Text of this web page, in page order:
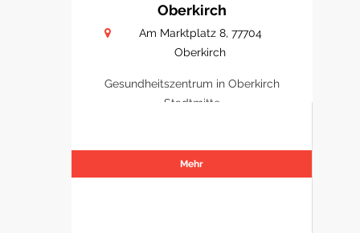
Oberkirch
Am Marktplatz 8, 77704
Oberkirch
Gesundheitszentrum in Oberkirch
Stadtmitte
Mehr